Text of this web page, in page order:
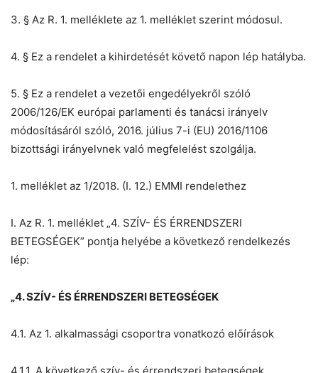
3. § Az R. 1. melléklete az 1. melléklet szerint módosul.
4. § Ez a rendelet a kihirdetését követő napon lép hatályba.
5. § Ez a rendelet a vezetői engedélyekről szóló
2006/126/EK európai parlamenti és tanácsi irányelv
módosításáról szóló, 2016. július 7-i (EU) 2016/1106
bizottsági irányelvnek való megfelelést szolgálja.
1. melléklet az 1/2018. (I. 12.) EMMI rendelethez
I. Az R. 1. melléklet „4. SZÍV- ÉS ÉRRENDSZERI
BETEGSÉGEK” pontja helyébe a következő rendelkezés
lép:
„4. SZÍV- ÉS ÉRRENDSZERI BETEGSÉGEK
4.1. Az 1. alkalmassági csoportra vonatkozó előírások